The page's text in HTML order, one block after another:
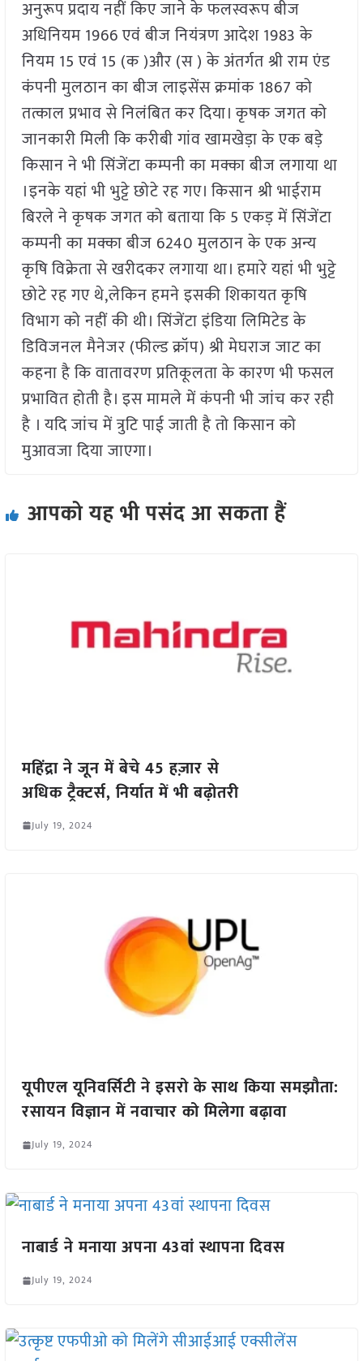
अनुरूप प्रदाय नहीं किए जाने के फलस्वरूप बीज
अधिनियम 1966 एवं बीज नियंत्रण आदेश 1983 के
नियम 15 एवं 15 (क )और (स ) के अंतर्गत श्री राम एंड
कंपनी मुलठान का बीज लाइसेंस क्रमांक 1867 को
तत्काल प्रभाव से निलंबित कर दिया। कृषक जगत को
जानकारी मिली कि करीबी गांव खामखेड़ा के एक बड़े
किसान ने भी सिंजेंटा कम्पनी का मक्का बीज लगाया था
।इनके यहां भी भुट्टे छोटे रह गए। किसान श्री भाईराम
बिरले ने कृषक जगत को बताया कि 5 एकड़ में सिंजेंटा
कम्पनी का मक्का बीज 6240 मुलठान के एक अन्य
कृषि विक्रेता से खरीदकर लगाया था। हमारे यहां भी भुट्टे
छोटे रह गए थे,लेकिन हमने इसकी शिकायत कृषि
विभाग को नहीं की थी। सिंजेंटा इंडिया लिमिटेड के
डिविजनल मैनेजर (फील्ड क्रॉप) श्री मेघराज जाट का
कहना है कि वातावरण प्रतिकूलता के कारण भी फसल
प्रभावित होती है। इस मामले में कंपनी भी जांच कर रही
है । यदि जांच में त्रुटि पाई जाती है तो किसान को
मुआवजा दिया जाएगा।
आपको यह भी पसंद आ सकता हैं
महिंद्रा ने जून में बेचे 45 हज़ार से
अधिक ट्रैक्टर्स, निर्यात में भी बढ़ोतरी
July 19, 2024
यूपीएल यूनिवर्सिटी ने इसरो के साथ किया समझौता:
रसायन विज्ञान में नवाचार को मिलेगा बढ़ावा
July 19, 2024
नाबार्ड ने मनाया अपना 43वां स्थापना दिवस
July 19, 2024